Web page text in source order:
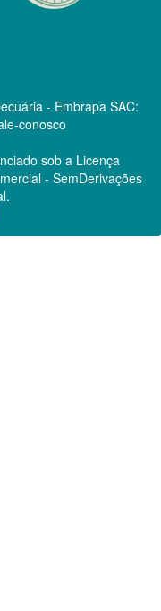
- Embrapa SAC:
conosco
sob a Licença
- SemDerivações